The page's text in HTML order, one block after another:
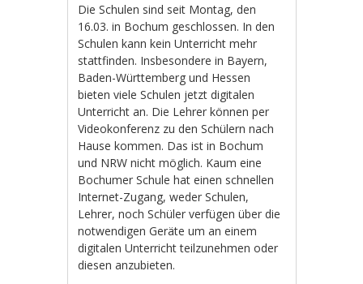
Die Schulen sind seit Montag, den
16.03. in Bochum geschlossen. In den
Schulen kann kein Unterricht mehr
stattfinden. Insbesondere in Bayern,
Baden-Württemberg und Hessen
bieten viele Schulen jetzt digitalen
Unterricht an. Die Lehrer können per
Videokonferenz zu den Schülern nach
Hause kommen. Das ist in Bochum
und NRW nicht möglich. Kaum eine
Bochumer Schule hat einen schnellen
Internet-Zugang, weder Schulen,
Lehrer, noch Schüler verfügen über die
notwendigen Geräte um an einem
digitalen Unterricht teilzunehmen oder
diesen anzubieten.